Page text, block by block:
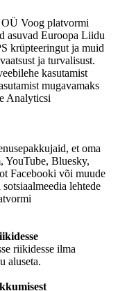
OÜ Voog platvormi
asuvad Euroopa Liidu
krüpteeringut ja muid
ja turvalisust.
kasutamist
mugavamaks
Analyticsi
et oma
YouTube, Bluesky,
Facebooki või muude
lehtede
riikidesse ilma
aluseta.